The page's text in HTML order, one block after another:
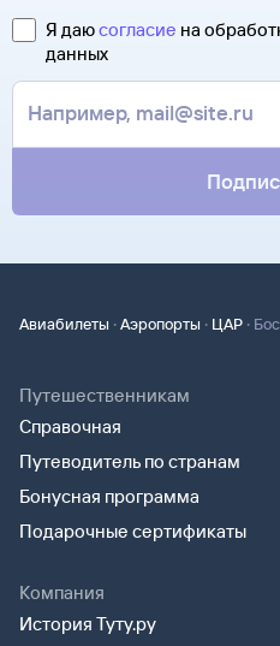
Я даюсогласие на
данных
Авиабилеты ·Аэропорты · ЦАР ·
Путешественникам
Справочная
Путеводитель по странам
Бонусная программа
Подарочные сертификаты
Компания
История Туту.ру